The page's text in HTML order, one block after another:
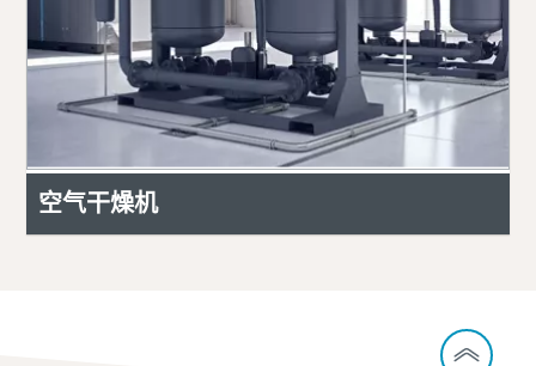
空气干燥机